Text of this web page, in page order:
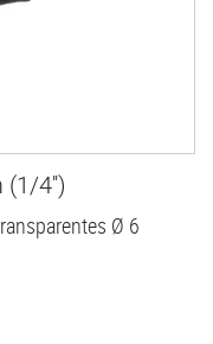
(1/4'')
Ø 6